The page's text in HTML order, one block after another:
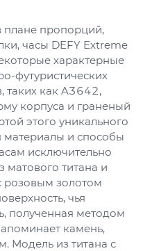
пропорций,
часы DEFY Extreme
характерные
футуристических
таких как A3642,
корпуса и граненый
этого уникального
материалы и способы
исключительно
титана и
розовым золотом
чья
полученная методом
камень,
Модель из титана с